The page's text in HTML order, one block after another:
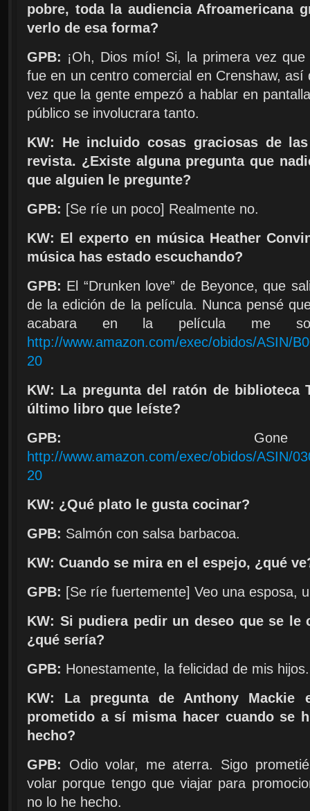
pobre, toda la audiencia Afroamericana
verlo de esa forma?
GPB: ¡Oh, Dios mío! Si, la primera vez
fue en un centro comercial en Crenshaw,
vez que la gente empezó a hablar en
público se involucrara tanto.
KW: He incluido cosas graciosas de
revista. ¿Existe alguna pregunta que
que alguien le pregunte?
GPB: [Se ríe un poco] Realmente no.
KW: El experto en música Heather
música has estado escuchando?
GPB: El “Drunken love” de Beyonce, que
de la edición de la película. Nunca pensé
acabara en la película me
http://www.amazon.com/exec/obidos/ASIN/
20
KW: La pregunta del ratón de biblioteca
último libro que leíste?
GPB:
http://www.amazon.com/exec/obidos/ASIN/
20
KW: ¿Qué plato le gusta cocinar?
GPB: Salmón con salsa barbacoa.
KW: Cuando se mira en el espejo, ¿qué
GPB: [Se ríe fuertemente] Veo una esposa,
KW: Si pudiera pedir un deseo que se le
¿qué sería?
GPB: Honestamente, la felicidad de mis hijos.
KW: La pregunta de Anthony Mackie
prometido a sí misma hacer cuando se
hecho?
GPB: Odio volar, me aterra. Sigo
volar porque tengo que viajar para
no lo he hecho.